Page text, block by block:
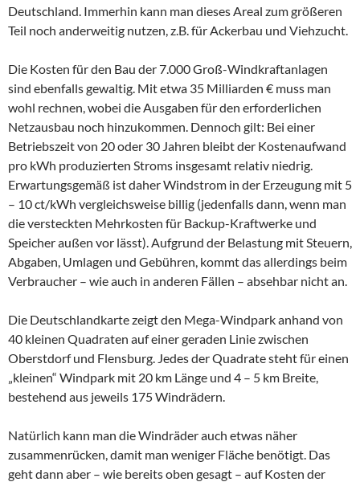
Deutschland. Immerhin kann man dieses Areal zum größeren
Teil noch anderweitig nutzen, z.B. für Ackerbau und Viehzucht.
Die Kosten für den Bau der 7.000 Groß-Windkraftanlagen
sind ebenfalls gewaltig. Mit etwa 35 Milliarden € muss man
wohl rechnen, wobei die Ausgaben für den erforderlichen
Netzausbau noch hinzukommen. Dennoch gilt: Bei einer
Betriebszeit von 20 oder 30 Jahren bleibt der Kostenaufwand
pro kWh produzierten Stroms insgesamt relativ niedrig.
Erwartungsgemäß ist daher Windstrom in der Erzeugung mit 5
– 10 ct/kWh vergleichsweise billig (jedenfalls dann, wenn man
die versteckten Mehrkosten für Backup-Kraftwerke und
Speicher außen vor lässt). Aufgrund der Belastung mit Steuern,
Abgaben, Umlagen und Gebühren, kommt das allerdings beim
Verbraucher – wie auch in anderen Fällen – absehbar nicht an.
Die Deutschlandkarte zeigt den Mega-Windpark anhand von
40 kleinen Quadraten auf einer geraden Linie zwischen
Oberstdorf und Flensburg. Jedes der Quadrate steht für einen
„kleinen“ Windpark mit 20 km Länge und 4 – 5 km Breite,
bestehend aus jeweils 175 Windrädern.
Natürlich kann man die Windräder auch etwas näher
zusammenrücken, damit man weniger Fläche benötigt. Das
geht dann aber – wie bereits oben gesagt – auf Kosten der